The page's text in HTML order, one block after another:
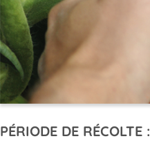
PÉRIODE DE RÉCOLTE :